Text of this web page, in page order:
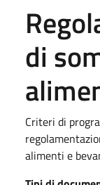
di
Criteri di
alimenti e